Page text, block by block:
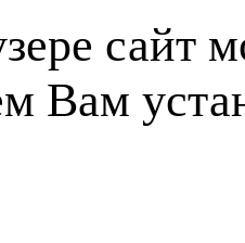
сайт
Вам